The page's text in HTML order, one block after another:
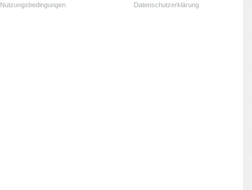
Nutzungsbedingungen Datenschutzerklärung